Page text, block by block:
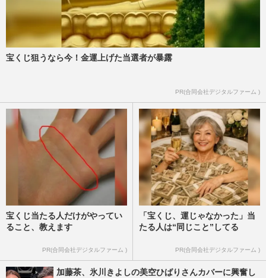
宝くじ狙うなら今！金運上げた当選者が暴露
PR(合同会社デジタルファーム )
宝くじ当たる人だけがやってい
ること、教えます
PR(合同会社デジタルファーム )
「宝くじ、運じゃなかった」当
たる人は“同じこと”してる
PR(合同会社デジタルファーム )
加藤茶、氷川きよしの美空ひばりさんカバーに興奮し